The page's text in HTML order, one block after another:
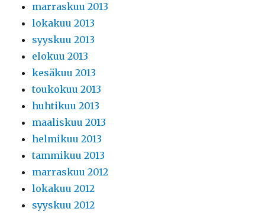
marraskuu 2013
lokakuu 2013
syyskuu 2013
elokuu 2013
kesäkuu 2013
toukokuu 2013
huhtikuu 2013
maaliskuu 2013
helmikuu 2013
tammikuu 2013
marraskuu 2012
lokakuu 2012
syyskuu 2012